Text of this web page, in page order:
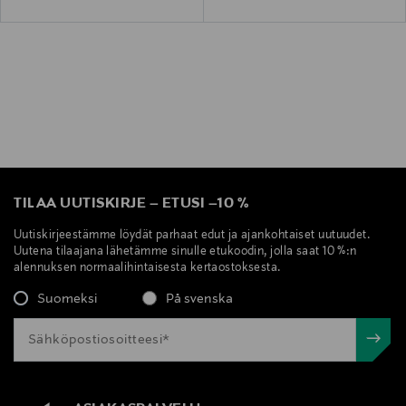
TILAA UUTISKIRJE – ETUSI –10 %
Uutiskirjeestämme löydät parhaat edut ja ajankohtaiset uutuudet.
Uutena tilaajana lähetämme sinulle etukoodin, jolla saat 10 %:n
alennuksen normaalihintaisesta kertaostoksesta.
Suomeksi På svenska